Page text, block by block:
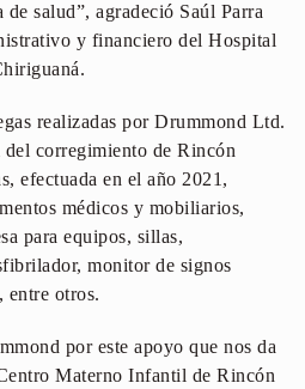
salud”, agradeció Saúl Parra
y financiero del Hospital
realizadas por Drummond Ltd.
corregimiento de Rincón
efectuada en el año 2021,
médicos y mobiliarios,
para equipos, sillas,
monitor de signos
entre otros.
por este apoyo que nos da
Materno Infantil de Rincón